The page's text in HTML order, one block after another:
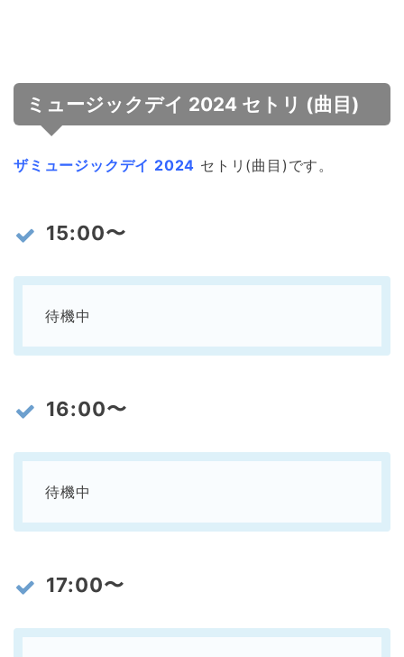
ミュージックデイ 2024 セトリ (曲目)
ザミュージックデイ 2024 セトリ(曲目)です。
15:00〜
待機中
16:00〜
待機中
17:00〜